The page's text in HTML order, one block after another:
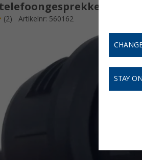
aan
(2) Artikelnr: 560162
STAY